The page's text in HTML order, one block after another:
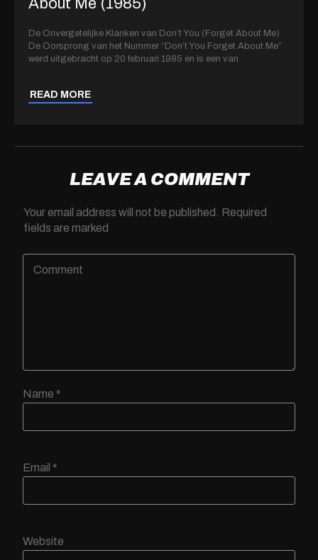
About Me (1985)
De Onvergetelijke Klanken van Don’t You (Forget About Me)
De Oorsprong van het Nummer “Don’t You Forget About Me”
werd uitgebracht op 20 februari 1985 en is een van
READ MORE
LEAVE A COMMENT
Your email address will not be published.
Required
fields are marked
Name *
Email *
Website